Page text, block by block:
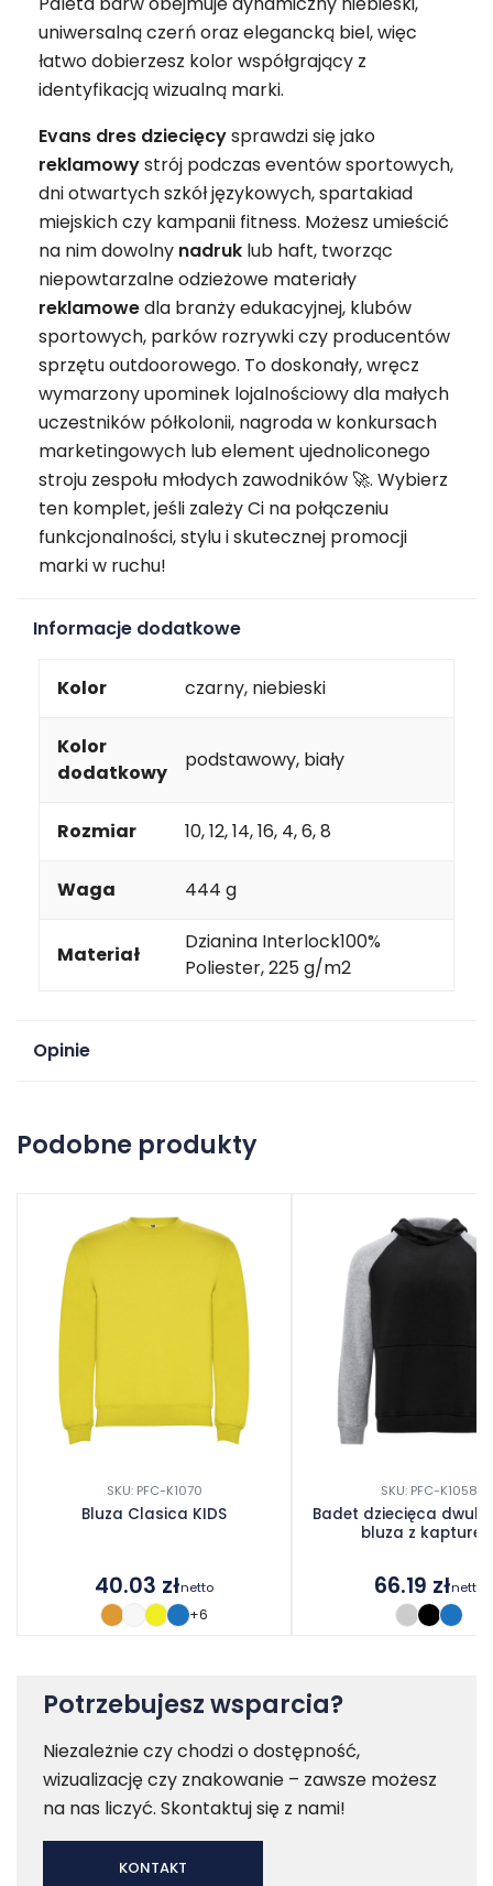
uniwersalną czerń oraz elegancką biel, więc
łatwo dobierzesz kolor współgrający z
identyfikacją wizualną marki.
Evans dres dziecięcysprawdzi się jako
reklamowystrój podczas eventów sportowych,
dni otwartych szkół językowych, spartakiad
miejskich czy kampanii fitness. Możesz umieścić
na nim dowolny nadruk lub haft, tworząc
niepowtarzalne odzieżowe materiały
reklamowedla branży edukacyjnej, klubów
sportowych, parków rozrywki czy producentów
sprzętu outdoorowego. To doskonały, wręcz
wymarzony upominek lojalnościowy dla małych
uczestników półkolonii, nagroda w konkursach
marketingowych lub element ujednoliconego
stroju zespołu młodych zawodników 🚀. Wybierz
ten komplet, jeśli zależy Ci na połączeniu
funkcjonalności, stylu i skutecznej promocji
marki w ruchu!
Informacje dodatkowe
Kolor czarny, niebieski
Kolor
dodatkowy
podstawowy, biały
Rozmiar 10, 12, 14, 16, 4, 6, 8
Waga 444 g
Materiał
Dzianina Interlock100%
Poliester, 225 g/m2
Opinie
Podobne produkty
SKU: PFC-K1070
Bluza Clasica KIDS
40.03 złnetto
+6
SKU: PFC-K1058
Badet dziecięca
bluza z
66.19 złnetto
Potrzebujesz wsparcia?
Niezależnie czy chodzi o dostępność,
wizualizację czy znakowanie – zawsze możesz
na nas liczyć. Skontaktuj się z nami!
KONTAKT